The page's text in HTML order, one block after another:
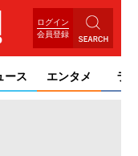
ログイン
会員登録
ース エンタメ ライ